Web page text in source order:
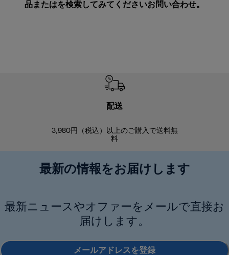
品またはを検索してみてくださいお問い合わせ。
配送
3,980円（税込）以上のご購入で送料無
料
最新の情報をお届けします
最新ニュースやオファーをメールで直接お
届けします。
メールアドレスを登録